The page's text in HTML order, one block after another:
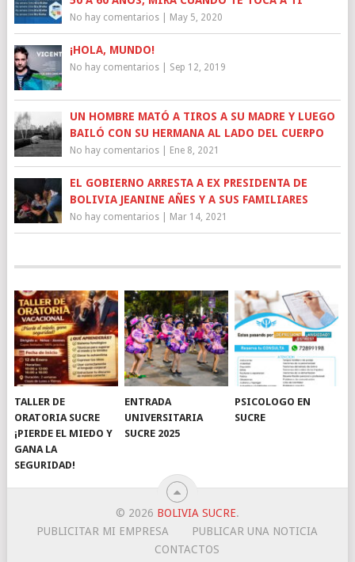
No hay comentarios| May 5, 2020
¡HOLA, MUNDO!
No hay comentarios| Sep 12, 2019
UN HOMBRE MATÓ A TIROS A SU MADRE Y LUEGO
BAILÓ CON SU HERMANA AL LADO DEL CUERPO
No hay comentarios| Ene 8, 2021
EL GOBIERNO ARRESTA A EX PRESIDENTA DE
BOLIVIA JEANINE AÑES Y A SUS FAMILIARES
No hay comentarios| Mar 14, 2021
TALLER DE
ORATORIA SUCRE
¡PIERDE EL MIEDO Y
GANA LA
SEGURIDAD!
ENTRADA
UNIVERSITARIA
SUCRE 2025
PSICOLOGO EN
SUCRE
© 2026 BOLIVIA SUCRE.
PUBLICITAR MI EMPRESA
PUBLICAR UNA NOTICIA
CONTACTOS